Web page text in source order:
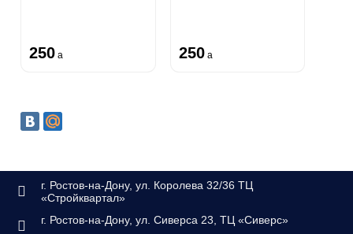
250 a 250 a
г. Ростов-на-Дону, ул. Королева 32/36 ТЦ
«Стройквартал»
г. Ростов-на-Дону, ул. Сиверса 23, ТЦ «Сиверс»